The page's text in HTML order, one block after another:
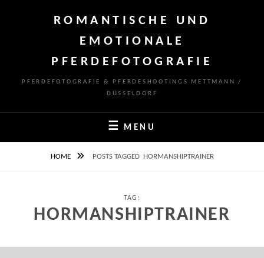
ROMANTISCHE UND
EMOTIONALE
PFERDEFOTOGRAFIE
PFERDEFOTOGRAFIE & PFERDESHOOTINGS METTMANN /
DÜSSELDORF
MENU
HOME POSTS TAGGED HORMANSHIPTRAINER
TAG:
HORMANSHIPTRAINER